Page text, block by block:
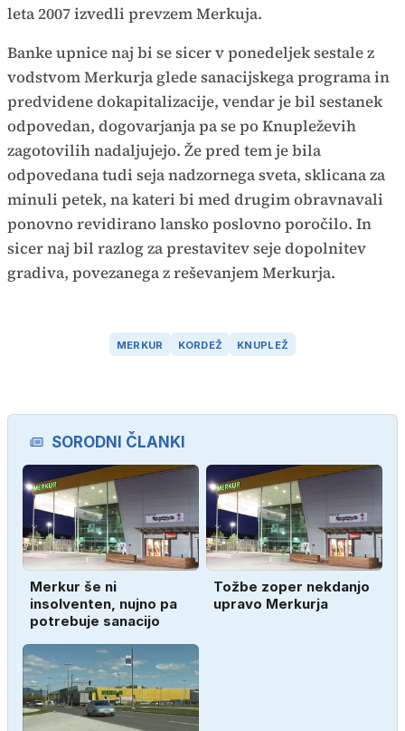
leta 2007 izvedli prevzem Merkuja.
Banke upnice naj bi se sicer v ponedeljek sestale z
vodstvom Merkurja glede sanacijskega programa in
predvidene dokapitalizacije, vendar je bil sestanek
odpovedan, dogovarjanja pa se po Knupleževih
zagotovilih nadaljujejo. Že pred tem je bila
odpovedana tudi seja nadzornega sveta, sklicana za
minuli petek, na kateri bi med drugim obravnavali
ponovno revidirano lansko poslovno poročilo. In
sicer naj bil razlog za prestavitev seje dopolnitev
gradiva, povezanega z reševanjem Merkurja.
MERKUR KORDEŽ KNUPLEŽ
SORODNI ČLANKI
Merkur še ni
insolventen, nujno pa
potrebuje sanacijo
Tožbe zoper nekdanjo
upravo Merkurja